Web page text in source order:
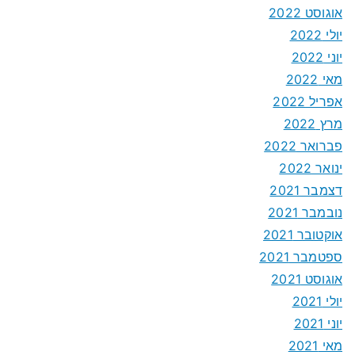
אוגוסט 2022
יולי 2022
יוני 2022
מאי 2022
אפריל 2022
מרץ 2022
פברואר 2022
ינואר 2022
דצמבר 2021
נובמבר 2021
אוקטובר 2021
ספטמבר 2021
אוגוסט 2021
יולי 2021
יוני 2021
מאי 2021